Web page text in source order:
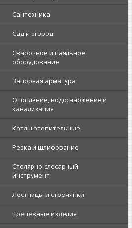
Сантехника
Сад и огород
Сварочное и паяльное
оборудование
Запорная арматура
Отопление, водоснабжение и
канализация
Котлы отопительные
Резка и шлифование
Столярно-слесарный
инструмент
Лестницы и стремянки
Крепежные изделия